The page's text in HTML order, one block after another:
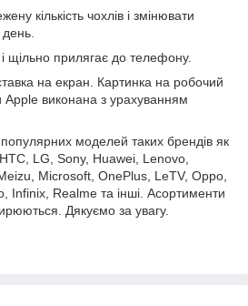
кількість чохлів і змінювати
щільно прилягає до телефону.
на екран. Картинка на робочий
виконана з урахуванням
популярних моделей таких брендів як
LG, Sony, Huawei, Lenovo,
Microsoft, OnePlus, LeTV, Oppo,
Infinix, Realme та інші. Асортименти
Дякуємо за увагу.